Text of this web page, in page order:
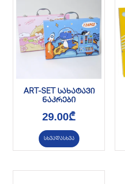
ART-SET სახატავი
ნაკრები
29.00₾
სხვადასხვა